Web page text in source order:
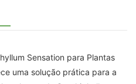
Sensation para Plantas
uma solução prática para a